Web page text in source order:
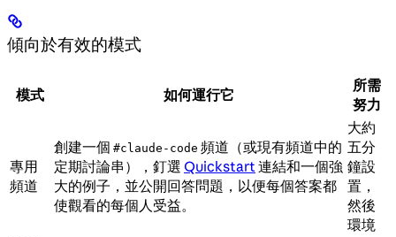
傾向於有效的模式
模式 如何運行它
所需
努力
專用
頻道
創建一個 #claude-code 頻道（或現有頻道中的
定期討論串），釘選 Quickstart 連結和一個強
大的例子，並公開回答問題，以便每個答案都
使觀看的每個人受益。
大約
五分
鐘設
置，
然後
環境